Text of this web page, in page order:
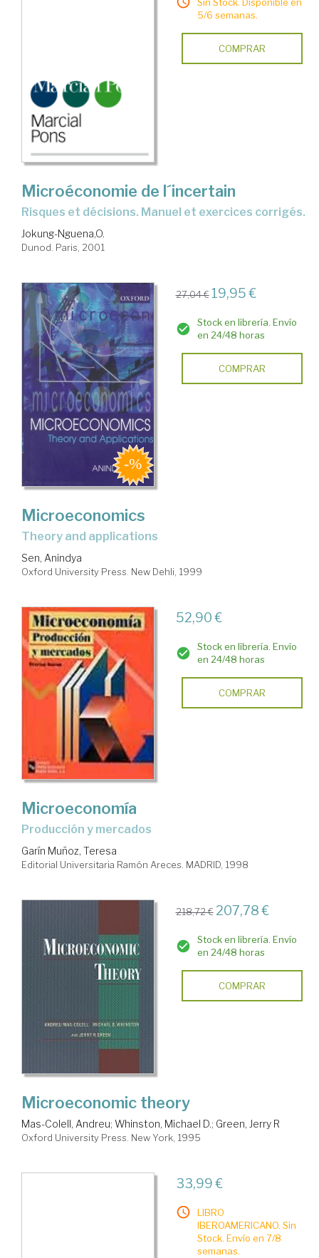
5/6 semanas.
COMPRAR
Microéconomie de l´incertain
Risques et décisions. Manuel et exercices corrigés.
Jokung-Nguena,O.
Dunod. Paris, 2001
27,04 € 19,95 €
Stock en librería. Envío
en 24/48 horas
COMPRAR
Microeconomics
theory and applications
Sen, Anindya
Oxford University Press. New Dehli, 1999
52,90 €
Stock en librería. Envío
en 24/48 horas
COMPRAR
Microeconomía
Producción y mercados
Garín Muñoz, Teresa
Editorial Universitaria Ramón Areces. MADRID, 1998
218,72 € 207,78 €
Stock en librería. Envío
en 24/48 horas
COMPRAR
Microeconomic theory
Mas-Colell, Andreu; Whinston, Michael D.; Green, Jerry R
Oxford University Press. New York, 1995
33,99 €
LIBRO
IBEROAMERICANO. Sin
Stock. Envío en 7/8
semanas.